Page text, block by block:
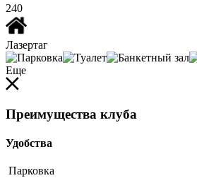
240
Лазертаг
Еще
Преимущества клуба
Удобства
Парковка